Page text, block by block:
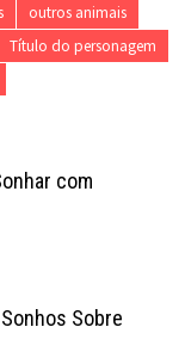
outros animais
Título do personagem
com
Sobre